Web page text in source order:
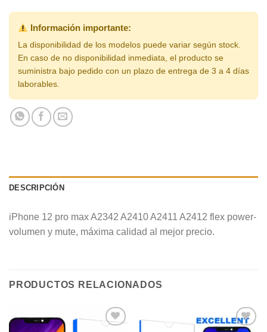
Información importante:
La disponibilidad de los modelos puede variar según stock.
En caso de no disponibilidad inmediata, el producto se
suministra bajo pedido con un plazo de entrega de 3 a 4 días
laborables.
DESCRIPCIÓN
iPhone 12 pro max A2342 A2410 A2411 A2412 flex power-
volumen y mute, máxima calidad al mejor precio.
PRODUCTOS RELACIONADOS